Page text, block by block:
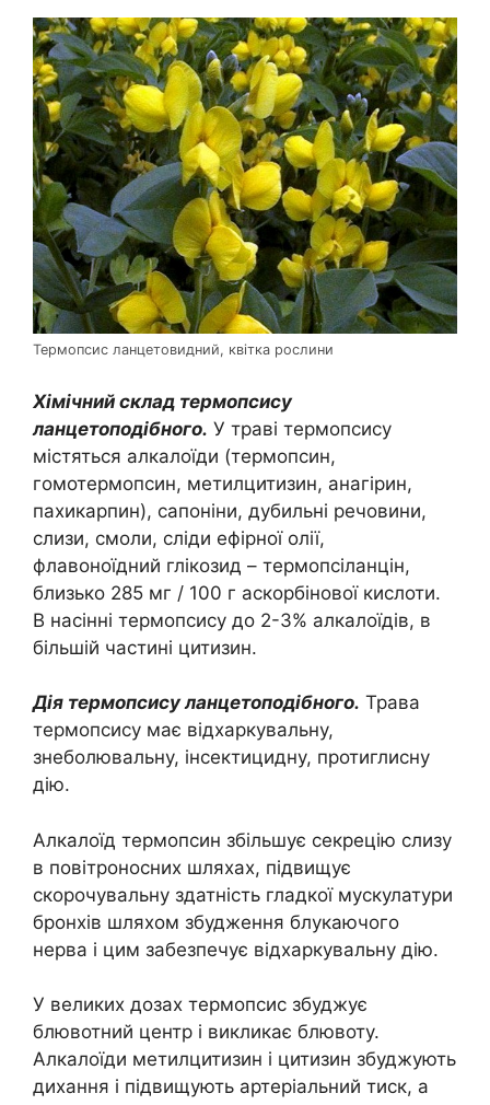
Термопсис ланцетовидний, квітка рослини
Хімічний склад термопсису
ланцетоподібного. У траві термопсису
містяться алкалоїди (термопсин,
гомотермопсин, метилцитизин, анагірин,
пахикарпин), сапоніни, дубильні речовини,
слизи, смоли, сліди ефірної олії,
флавоноїдний глікозид – термопсіланцін,
близько 285 мг / 100 г аскорбінової кислоти.
В насінні термопсису до 2-3% алкалоїдів, в
більшій частині цитизин.
Дія термопсису ланцетоподібного. Трава
термопсису має відхаркувальну,
знеболювальну, інсектицидну, протиглисну
дію.
Алкалоїд термопсин збільшує секрецію слизу
в повітроносних шляхах, підвищує
скорочувальну здатність гладкої мускулатури
бронхів шляхом збудження блукаючого
нерва і цим забезпечує відхаркувальну дію.
У великих дозах термопсис збуджує
блювотний центр і викликає блювоту.
Алкалоїди метилцитизин і цитизин збуджують
дихання і підвищують артеріальний тиск, а